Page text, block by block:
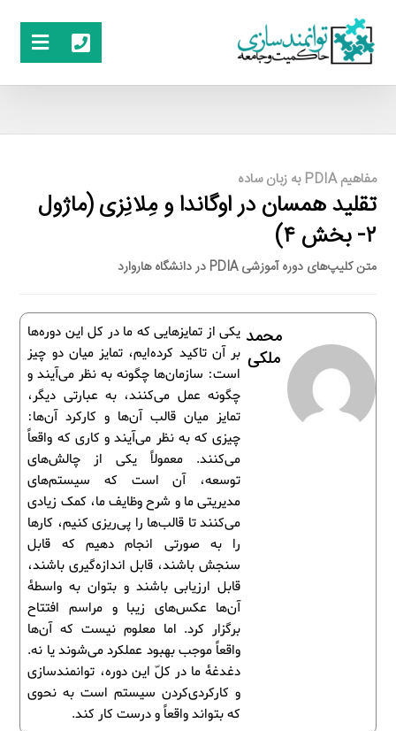
مفاهیم PDIA به زبان ساده
تقلید همسان در اوگاندا و مِلانِزی (ماژول
۲- بخش ۴)
متن کلیپ‌های دوره آموزشی PDIA در دانشگاه هاروارد
یکی از تمایزهایی که ما در کل این دوره‌ها
بر آن تاکید کرده‌ایم، تمایز میان دو چیز
است: سازمان‌ها چگونه به نظر می‌آیند و
چگونه عمل می‌کنند، به عبارتی دیگر،
تمایز میان قالب آن‌ها و کارکرد آن‌ها:
چیزی که به نظر می‌آیند و کاری که واقعاً
می‌کنند. معمولاً یکی از چالش‌های
توسعه، آن است که سیستم‌های
مدیریتی ما و شرح وظایف ما، کمک زیادی
می‌کنند تا قالب‌ها را پی‌ریزی کنیم، کارها
را به صورتی انجام دهیم که قابل
سنجش باشند، قابل اندازه‌گیری باشند،
قابل ارزیابی باشند و بتوان به واسطۀ
آن‌ها عکس‌های زیبا و مراسم افتتاح
برگزار کرد. اما معلوم نیست که آن‌ها
واقعاً موجب بهبود عملکرد می‌شوند یا نه.
دغدغۀ ما در کلّ این دوره، توانمندسازی
و کارکردی‌کردن سیستم است به نحوی
که بتواند واقعاً و درست کار کند.
محمد
ملکی